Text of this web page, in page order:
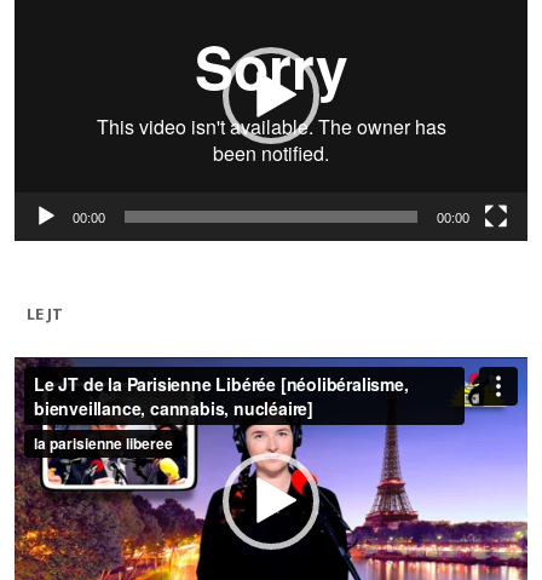
00:00 00:00
LE JT
Lecteur
vidéo